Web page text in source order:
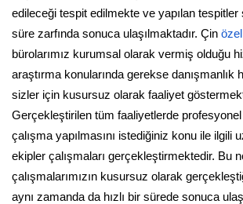
edileceği tespit edilmekte ve yapılan tespitler
süre zarfında sonuca ulaşılmaktadır. Çin
bürolarımız kurumsal olarak vermiş olduğu
araştırma konularında gerekse danışmanlık
sizler için kusursuz olarak faaliyet
Gerçekleştirilen tüm faaliyetlerde
çalışma yapılmasını istediğiniz konu ile ilgili
ekipler çalışmaları gerçekleştirmektedir. Bu
çalışmalarımızın kusursuz olarak
aynı zamanda da hızlı bir sürede sonuca